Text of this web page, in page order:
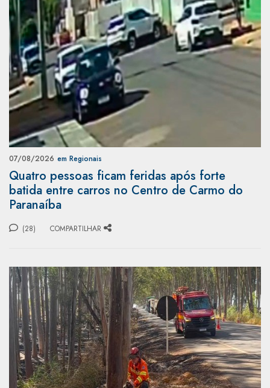
07/08/2026 em Regionais
Quatro pessoas ficam feridas após forte
batida entre carros no Centro de Carmo do
Paranaíba
(28) COMPARTILHAR